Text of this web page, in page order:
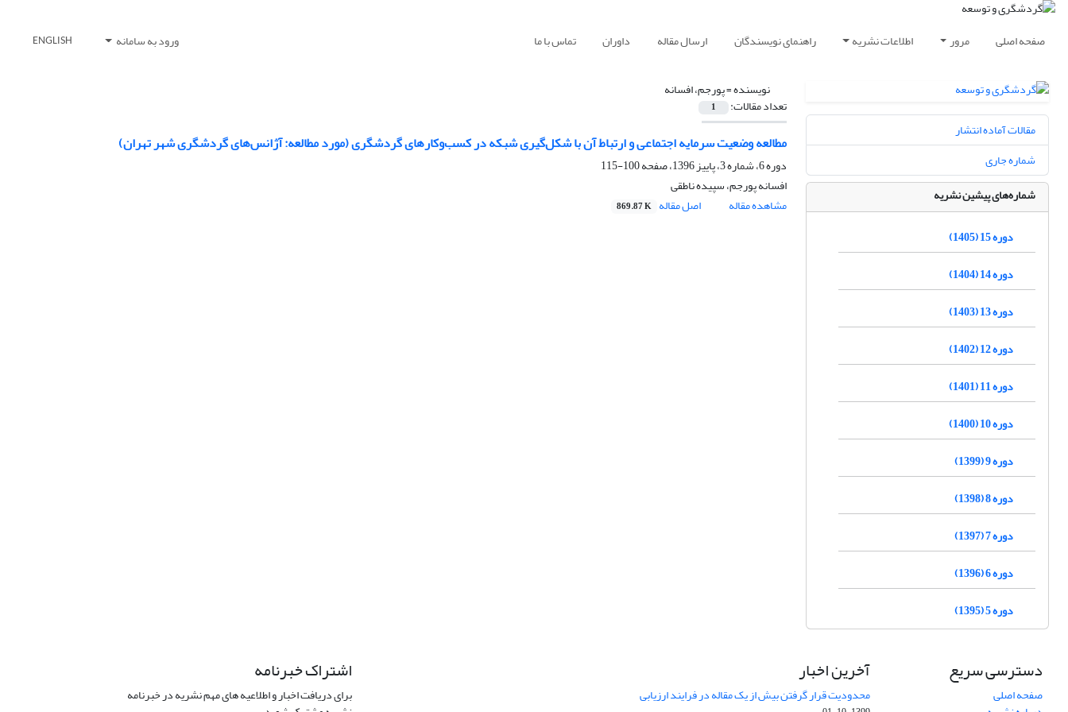
صفحه اصلی مرور اطلاعات نشریه راهنمای نویسندگان ارسال مقاله داوران تماس با ما ورود به سامانه ENGLISH
نویسنده =پورجم، افسانه
تعداد مقالات: 1
مطالعه وضعیت سرمایه اجتماعی و ارتباط آن با شکل‌گیری شبکه در کسب‌و‌کارهای گردشگری (مورد مطالعه: آژانس‌های گردشگری شهر تهران)
دوره 6، شماره 3، پاییز 1396، صفحه
100-115
افسانه پورجم، سپیده ناطقی
مشاهده مقاله
اصل مقاله 869.87 K
مقالات آماده انتشار
شماره جاری
شماره‌های پیشین نشریه
دوره 15 (1405)
دوره 14 (1404)
دوره 13 (1403)
دوره 12 (1402)
دوره 11 (1401)
دوره 10 (1400)
دوره 9 (1399)
دوره 8 (1398)
دوره 7 (1397)
دوره 6 (1396)
دوره 5 (1395)
دسترسی سریع
صفحه اصلی
آخرین اخبار
محدودیت قرار گرفتن بیش از یک مقاله در فرایند ارزیابی
اشتراک خبرنامه
برای دریافت اخبار و اطلاعیه های مهم نشریه در خبرنامه